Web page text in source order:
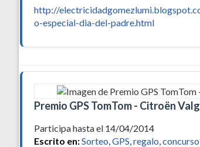
http://
o-especial-dia-del-padre.html
Premio GPS TomTom - Citroën
Participa hasta el 14/04/2014
Escrito en:Sorteo,GPS,regalo,concurso